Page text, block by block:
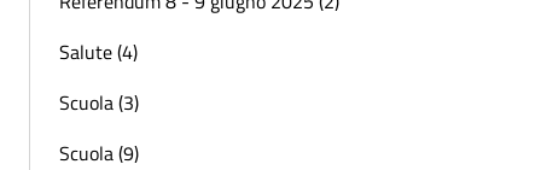
Salute (4)
Scuola (3)
Scuola (9)